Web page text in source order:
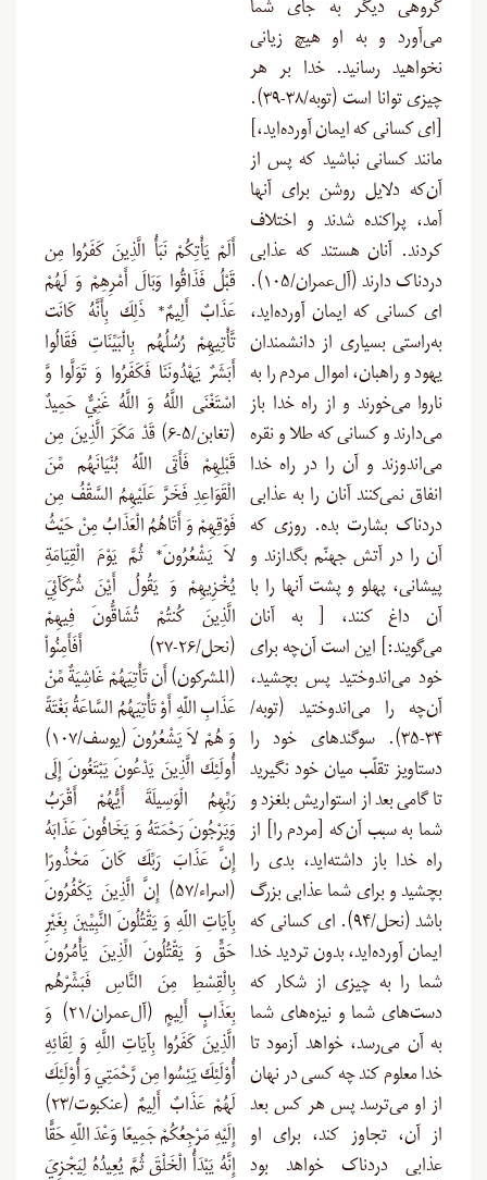
گروهی دیگر به جای شما
می‌آورد و به او هیچ زیانی
نخواهید رسانید. خدا بر هر
چیزی توانا است (توبه/۳۸-۳۹).
[ای کسانی که ایمان آورده‌اید،]
مانند کسانی نباشید که پس از
آن‌که دلایل روشن برای آنها
آمد، پراکنده شدند و اختلاف
کردند. آنان هستند که عذابی
دردناک دارند (آل‌عمران/۱۰۵).
ای کسانی که ایمان آورده‌اید،
به‌راستی بسیاری از دانشمندان
یهود و راهبان، اموال مردم را به
ناروا می‌خورند و از راه خدا باز
می‌دارند و کسانی که طلا و نقره
می‌اندوزند و آن را در راه خدا
انفاق نمی‌کنند آنان را به عذابی
دردناک بشارت بده. روزی که
آن را در آتش جهنّم بگدازند و
پیشانی، پهلو و پشت آنها را با
آن داغ کنند، [ به آنان
می‌گویند:] این است آن‌چه برای
خود می‌اندوختید پس بچشید،
آن‌چه را می‌اندوختید (توبه/
۳۴-۳۵). سوگندهای خود را
دستاویز تقلّب میان خود نگیرید
تا گامی بعد از استواریش بلغزد و
شما به سبب آن‌که [مردم را] از
راه خدا باز داشته‌اید، بدی را
بچشید و برای شما عذابی بزرگ
باشد (نحل/۹۴). ای کسانی که
ایمان آورده‌اید، بدون تردید خدا
شما را به چیزی از شکار که
دست‌های شما و نیزه‌های شما
به آن می‌رسد، خواهد آزمود تا
خدا معلوم کند چه کسی در نهان
از او می‌ترسد پس هر کس بعد
از آن، تجاوز کند، برای او
عذابی دردناک خواهد بود
أَلَمْ يَأْتِكُمْ نَبَأُ الَّذِينَ كَفَرُوا مِن
قَبْلُ فَذَاقُوا وَبَالَ أَمْرِهِمْ وَ لَهُمْ
عَذَابٌ أَلِيمٌ* ذَلِكَ بِأَنَّهُ كَانَت
تَّأْتِيهِمْ رُسُلُهُم بِالْبَيِّنَاتِ فَقَالُوا
أَبَشَرٌ يَهْدُونَنَا فَكَفَرُوا وَ تَوَلَّوا وَّ
اسْتَغْنَى اللَّهُ وَ اللَّهُ غَنِيٌّ حَمِيدٌ
(تغابن/۵-۶) قَدْ مَكَرَ الَّذِينَ مِن
قَبْلِهِمْ فَأَتَى اللّهُ بُنْيَانَهُم مِّنَ
الْقَوَاعِدِ فَخَرَّ عَلَيْهِمُ السَّقْفُ مِن
فَوْقِهِمْ وَ أَتَاهُمُ الْعَذَابُ مِنْ حَيْثُ
لاَ يَشْعُرُونَ* ثُمَّ يَوْمَ الْقِيَامَةِ
يُخْزِيهِمْ وَ يَقُولُ أَيْنَ شُرَكَآئِيَ
الَّذِينَ كُنتُمْ تُشَاقُّونَ فِيهِمْ
(نحل/۲۶-۲۷) أَفَأَمِنُواْ
(المشركون) أَن تَأْتِيَهُمْ غَاشِيَةٌ مِّنْ
عَذَابِ اللّهِ أَوْ تَأْتِيَهُمُ السَّاعَةُ بَغْتَةً
وَ هُمْ لاَ يَشْعُرُونَ (يوسف/۱۰۷)
أُولَئِكَ الَّذِينَ يَدْعُونَ يَبْتَغُونَ إِلَى
رَبِّهِمُ الْوَسِيلَةَ أَيُّهُمْ أَقْرَبُ
وَيَرْجُونَ رَحْمَتَهُ وَ يَخَافُونَ عَذَابَهُ
إِنَّ عَذَابَ رَبِّكَ كَانَ مَحْذُورًا
(اسراء/۵۷) إِنَّ الَّذِينَ يَكْفُرُونَ
بِآيَاتِ اللّهِ وَ يَقْتُلُونَ النَّبِيِّينَ بِغَيْرِ
حَقٍّ وَ يَقْتُلُونَ الِّذِينَ يَأْمُرُونَ
بِالْقِسْطِ مِنَ النَّاسِ فَبَشِّرْهُم
بِعَذَابٍ أَلِيمٍ (آل‌عمران/۲۱) وَ
الَّذِينَ كَفَرُوا بِآيَاتِ اللَّهِ وَ لِقَائِهِ
أُوْلَئِكَ يَئِسُوا مِن رَّحْمَتِي وَ أُوْلَئِكَ
لَهُمْ عَذَابٌ أَلِيمٌ (عنكبوت/۲۳)
إِلَيْهِ مَرْجِعُكُمْ جَمِيعًا وَعْدَ اللّهِ حَقًّا
إِنَّهُ يَبْدَأُ الْخَلْقَ ثُمَّ يُعِيدُهُ لِيَجْزِيَ